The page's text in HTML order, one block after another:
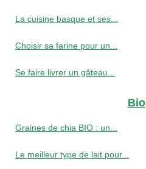
La cuisine basque et ses...
Choisir sa farine pour un...
Se faire livrer un gâteau...
Bio
Graines de chia BIO : un...
Le meilleur type de lait pour...